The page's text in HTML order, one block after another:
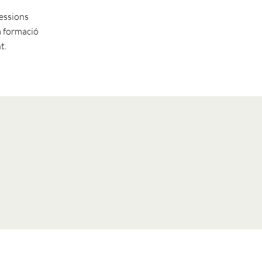
formació